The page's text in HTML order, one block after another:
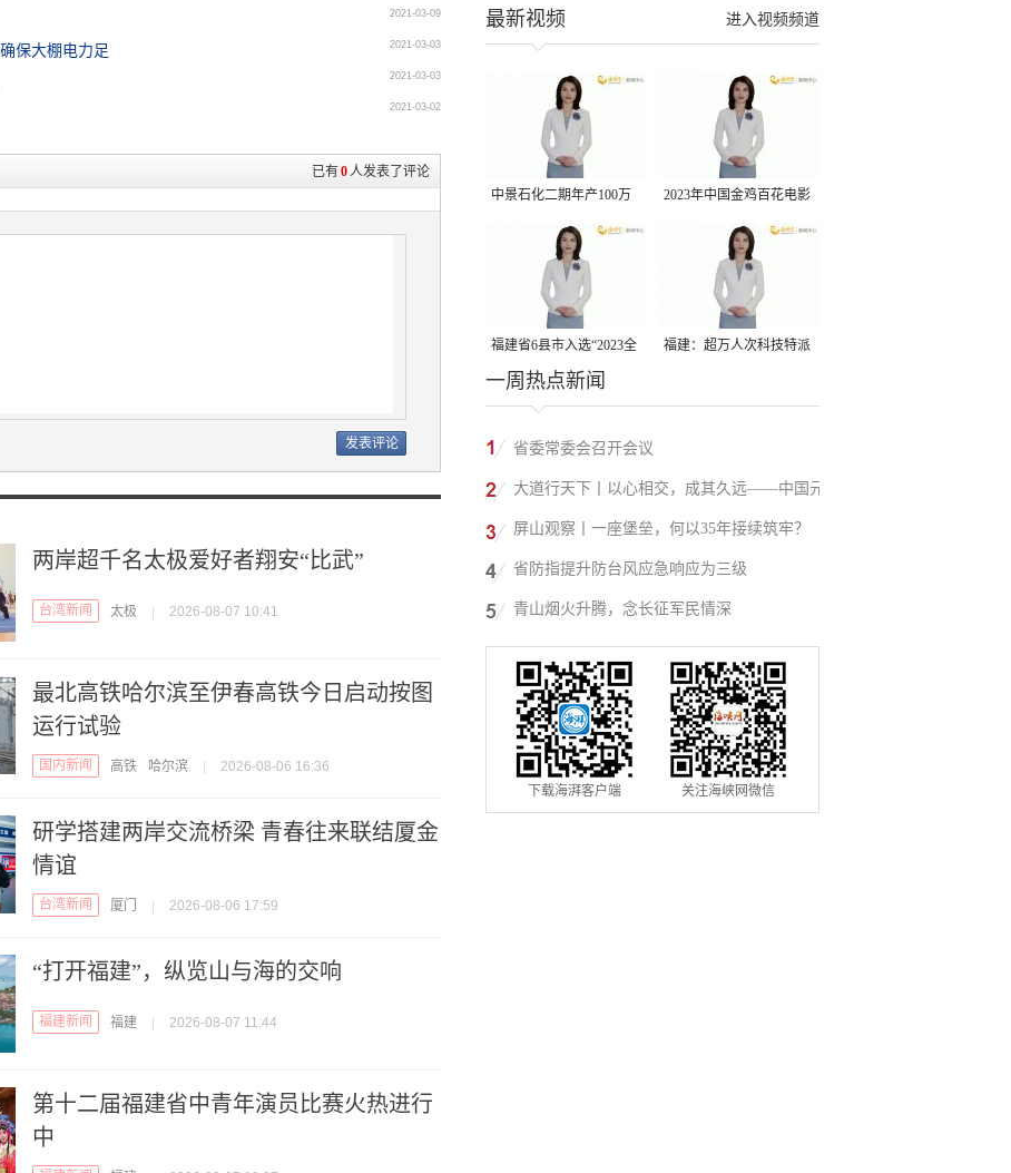
2021-03-09
保大棚电力足 2021-03-03
2021-03-03
2021-03-02
已有0人发表了评论
两岸超千名太极爱好者翔安“比武”
台湾新闻 太极 2026-08-07 10:41
最北高铁哈尔滨至伊春高铁今日启动按图
运行试验
国内新闻 高铁 哈尔滨 2026-08-06 16:36
研学搭建两岸交流桥梁 青春往来联结厦金
情谊
台湾新闻 厦门 2026-08-06 17:59
“打开福建”，纵览山与海的交响
福建新闻 福建 2026-08-07 11:44
第十二届福建省中青年演员比赛火热进行
中
题活动在龙岩长汀启动 阶段活动在福州举行
进入视频频道
最新视频
中景石化二期年产100万
吨丙烷脱氢项目建成中交
2023年中国金鸡百花电影
节有福电影巡展31日启动
福建省6县市入选“2023全
国县域发展潜力百强县”
福建：超万人次科技特派
一周热点新闻
省委常委会召开会议
大道行天下丨以心相交，成其久远——中国元
首外交的世界情怀与大国气派
屏山观察丨一座堡垒，何以35年接续筑牢？
省防指提升防台风应急响应为三级
青山烟火升腾，念长征军民情深
下载海湃客户端 关注海峡网微信